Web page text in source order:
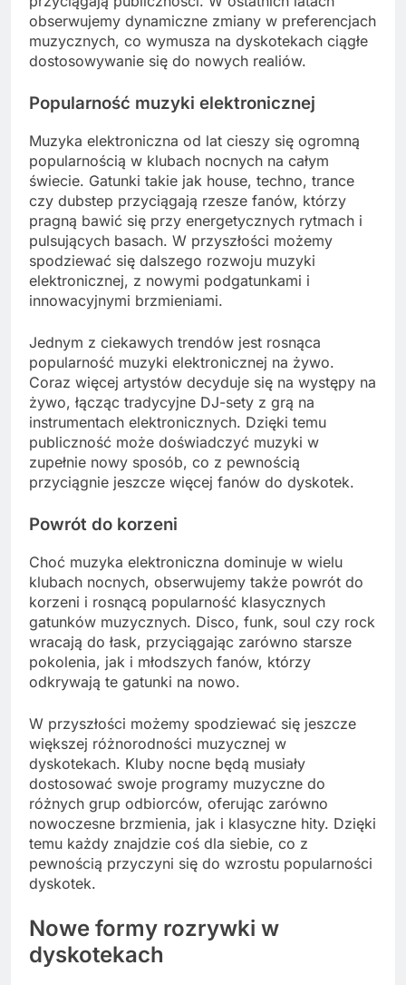
obserwujemy dynamiczne zmiany w preferencjach
muzycznych, co wymusza na dyskotekach ciągłe
dostosowywanie się do nowych realiów.
Popularność muzyki elektronicznej
Muzyka elektroniczna od lat cieszy się ogromną
popularnością w klubach nocnych na całym
świecie. Gatunki takie jak house, techno, trance
czy dubstep przyciągają rzesze fanów, którzy
pragną bawić się przy energetycznych rytmach i
pulsujących basach. W przyszłości możemy
spodziewać się dalszego rozwoju muzyki
elektronicznej, z nowymi podgatunkami i
innowacyjnymi brzmieniami.
Jednym z ciekawych trendów jest rosnąca
popularność muzyki elektronicznej na żywo.
Coraz więcej artystów decyduje się na występy na
żywo, łącząc tradycyjne DJ-sety z grą na
instrumentach elektronicznych. Dzięki temu
publiczność może doświadczyć muzyki w
zupełnie nowy sposób, co z pewnością
przyciągnie jeszcze więcej fanów do dyskotek.
Powrót do korzeni
Choć muzyka elektroniczna dominuje w wielu
klubach nocnych, obserwujemy także powrót do
korzeni i rosnącą popularność klasycznych
gatunków muzycznych. Disco, funk, soul czy rock
wracają do łask, przyciągając zarówno starsze
pokolenia, jak i młodszych fanów, którzy
odkrywają te gatunki na nowo.
W przyszłości możemy spodziewać się jeszcze
większej różnorodności muzycznej w
dyskotekach. Kluby nocne będą musiały
dostosować swoje programy muzyczne do
różnych grup odbiorców, oferując zarówno
nowoczesne brzmienia, jak i klasyczne hity. Dzięki
temu każdy znajdzie coś dla siebie, co z
pewnością przyczyni się do wzrostu popularności
dyskotek.
Nowe formy rozrywki w
dyskotekach